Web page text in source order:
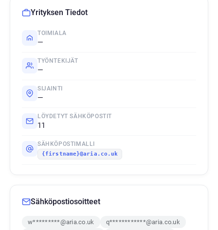
Yrityksen Tiedot
TOIMIALA
—
TYÖNTEKIJÄT
—
SIJAINTI
—
LÖYDETYT SÄHKÖPOSTIT
11
SÄHKÖPOSTIMALLI
{firstname}@aria.co.uk
Sähköpostiosoitteet
w*********@aria.co.uk
q************@aria.co.uk